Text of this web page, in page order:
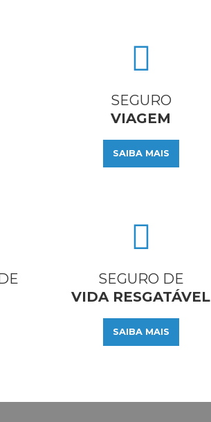
SEGURO
VIAGEM
SAIBA MAIS
SEGURO DE
VIDA RESGATÁVEL
SAIBA MAIS